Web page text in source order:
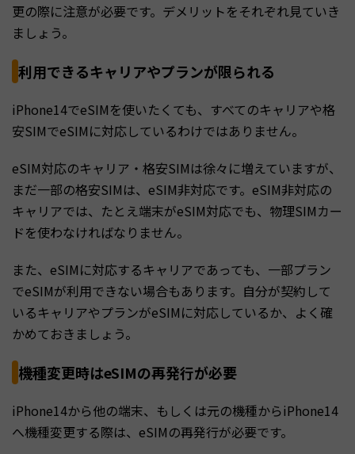
更の際に注意が必要です。デメリットをそれぞれ見ていき
ましょう。
利用できるキャリアやプランが限られる
iPhone14でeSIMを使いたくても、すべてのキャリアや格
安SIMでeSIMに対応しているわけではありません。
eSIM対応のキャリア・格安SIMは徐々に増えていますが、
まだ一部の格安SIMは、eSIM非対応です。eSIM非対応の
キャリアでは、たとえ端末がeSIM対応でも、物理SIMカー
ドを使わなければなりません。
また、eSIMに対応するキャリアであっても、一部プラン
でeSIMが利用できない場合もあります。自分が契約して
いるキャリアやプランがeSIMに対応しているか、よく確
かめておきましょう。
機種変更時はeSIMの再発行が必要
iPhone14から他の端末、もしくは元の機種からiPhone14
へ機種変更する際は、eSIMの再発行が必要です。